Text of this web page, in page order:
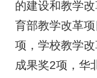
的建设和教学
育部教学改革
项，学校教学
成果奖2项，华